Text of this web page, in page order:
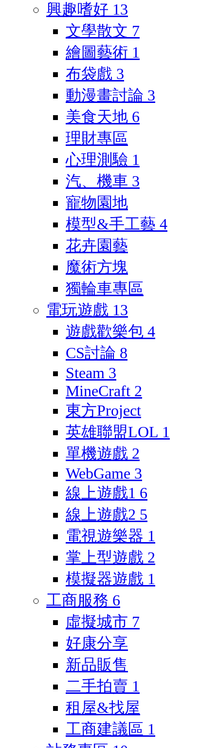
興趣嗜好 13
文學散文 7
繪圖藝術 1
布袋戲 3
動漫畫討論 3
美食天地 6
理財專區
心理測驗 1
汽、機車 3
寵物園地
模型&手工藝 4
花卉園藝
魔術方塊
獨輪車專區
電玩遊戲 13
遊戲歡樂包 4
CS討論 8
Steam 3
MineCraft 2
東方Project
英雄聯盟LOL 1
單機遊戲 2
WebGame 3
線上遊戲1 6
線上遊戲2 5
電視遊樂器 1
掌上型遊戲 2
模擬器遊戲 1
工商服務 6
虛擬城市 7
好康分享
新品販售
二手拍賣 1
租屋&找屋
工商建議區 1